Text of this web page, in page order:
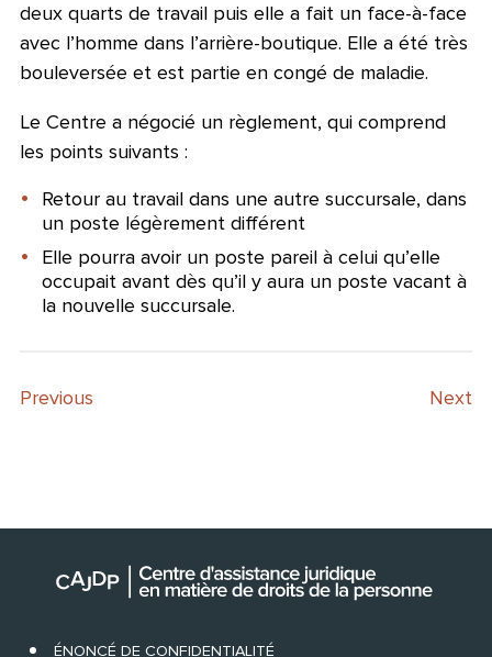
deux quarts de travail puis elle a fait un face-à-face
avec l’homme dans l’arrière-boutique. Elle a été très
bouleversée et est partie en congé de maladie.
Le Centre a négocié un règlement, qui comprend
les points suivants :
Retour au travail dans une autre succursale, dans
un poste légèrement différent
Elle pourra avoir un poste pareil à celui qu’elle
occupait avant dès qu’il y aura un poste vacant à
la nouvelle succursale.
Previous Next
ÉNONCÉ DE CONFIDENTIALITÉ